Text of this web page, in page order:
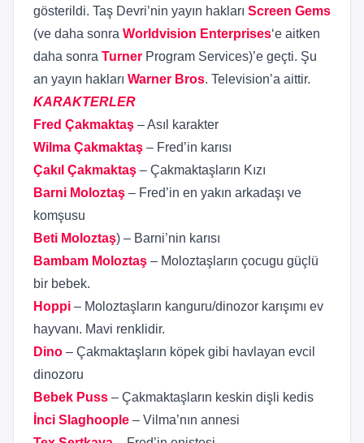
gösterildi. Taş Devri’nin yayın hakları Screen Gems
(ve daha sonra Worldvision Enterprises‘e aitken
daha sonra Turner Program Services)’e geçti. Şu
an yayın hakları Warner Bros. Television’a aittir.
KARAKTERLER
Fred Çakmaktaş – Asıl karakter
Wilma Çakmaktaş – Fred’in karısı
Çakıl Çakmaktaş – Çakmaktaşların Kızı
Barni Moloztaş – Fred’in en yakın arkadaşı ve
komşusu
Beti Moloztaş) – Barni’nin karısı
Bambam Moloztaş – Moloztaşların çocugu güçlü
bir bebek.
Hoppi – Moloztaşların kanguru/dinozor karışımı ev
hayvanı. Mavi renklidir.
Dino – Çakmaktaşların köpek gibi havlayan evcil
dinozoru
Bebek Puss – Çakmaktaşların keskin dişli kedis
İnci Slaghoople – Vilma’nın annesi